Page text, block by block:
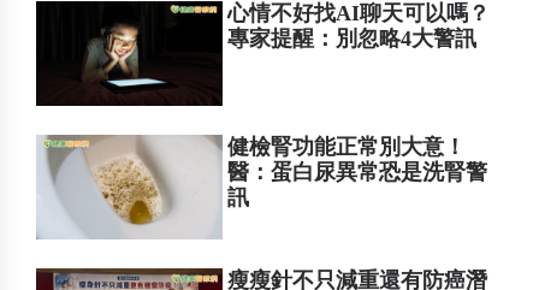
心情不好找AI聊天可以嗎？
專家提醒：別忽略4大警訊
健檢腎功能正常別大意！
醫：蛋白尿異常恐是洗腎警
訊
瘦瘦針不只減重還有防癌潛